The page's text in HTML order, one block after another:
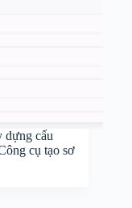
dựng cấu
cụ tạo sơ